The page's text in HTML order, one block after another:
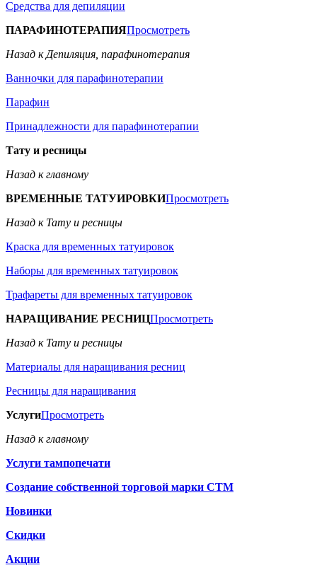
Средства для депиляции
ПАРАФИНОТЕРАПИЯПросмотреть
Назад к Депиляция, парафинотерапия
Ванночки для парафинотерапии
Парафин
Принадлежности для парафинотерапии
Тату и ресницы
Назад к главному
ВРЕМЕННЫЕ ТАТУИРОВКИПросмотреть
Назад к Тату и ресницы
Краска для временных татуировок
Наборы для временных татуировок
Трафареты для временных татуировок
НАРАЩИВАНИЕ РЕСНИЦПросмотреть
Назад к Тату и ресницы
Материалы для наращивания ресниц
Ресницы для наращивания
УслугиПросмотреть
Назад к главному
Услуги тампопечати
Создание собственной торговой марки СТМ
Новинки
Скидки
Акции